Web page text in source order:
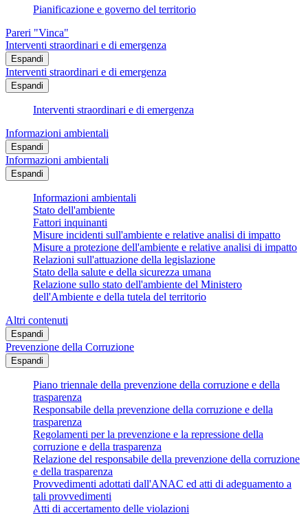
Pianificazione e governo del territorio
Pareri "Vinca"
Interventi straordinari e di emergenza
Espandi
Interventi straordinari e di emergenza
Espandi
Interventi straordinari e di emergenza
Informazioni ambientali
Espandi
Informazioni ambientali
Espandi
Informazioni ambientali
Stato dell'ambiente
Fattori inquinanti
Misure incidenti sull'ambiente e relative analisi di impatto
Misure a protezione dell'ambiente e relative analisi di impatto
Relazioni sull'attuazione della legislazione
Stato della salute e della sicurezza umana
Relazione sullo stato dell'ambiente del Ministero
dell'Ambiente e della tutela del territorio
Altri contenuti
Espandi
Prevenzione della Corruzione
Espandi
Piano triennale della prevenzione della corruzione e della
trasparenza
Responsabile della prevenzione della corruzione e della
trasparenza
Regolamenti per la prevenzione e la repressione della
corruzione e della trasparenza
Relazione del responsabile della prevenzione della corruzione
e della trasparenza
Provvedimenti adottati dall'ANAC ed atti di adeguamento a
tali provvedimenti
Atti di accertamento delle violazioni